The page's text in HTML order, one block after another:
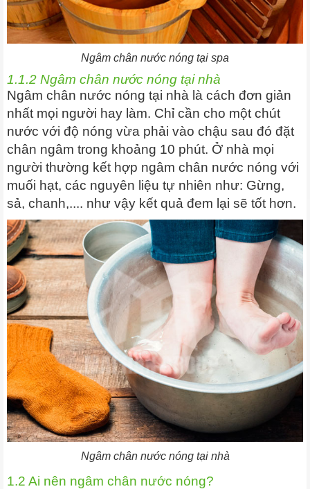
Ngâm chân nước nóng tại spa
1.1.2 Ngâm chân nước nóng tại nhà
Ngâm chân nước nóng tại nhà là cách đơn giản
nhất mọi người hay làm. Chỉ cần cho một chút
nước với độ nóng vừa phải vào chậu sau đó đặt
chân ngâm trong khoảng 10 phút. Ở nhà mọi
người thường kết hợp ngâm chân nước nóng với
muối hạt, các nguyên liệu tự nhiên như: Gừng,
sả, chanh,.... như vậy kết quả đem lại sẽ tốt hơn.
Ngâm chân nước nóng tại nhà
1.2 Ai nên ngâm chân nước nóng?